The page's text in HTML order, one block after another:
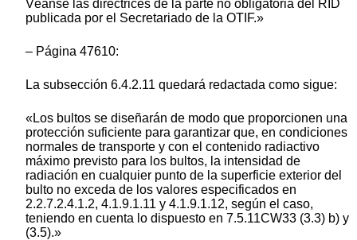
Véanse las directrices de la parte no obligatoria del RID
publicada por el Secretariado de la OTIF.»
– Página 47610:
La subsección 6.4.2.11 quedará redactada como sigue:
«Los bultos se diseñarán de modo que proporcionen una
protección suficiente para garantizar que, en condiciones
normales de transporte y con el contenido radiactivo
máximo previsto para los bultos, la intensidad de
radiación en cualquier punto de la superficie exterior del
bulto no exceda de los valores especificados en
2.2.7.2.4.1.2, 4.1.9.1.11 y 4.1.9.1.12, según el caso,
teniendo en cuenta lo dispuesto en 7.5.11CW33 (3.3) b) y
(3.5).»